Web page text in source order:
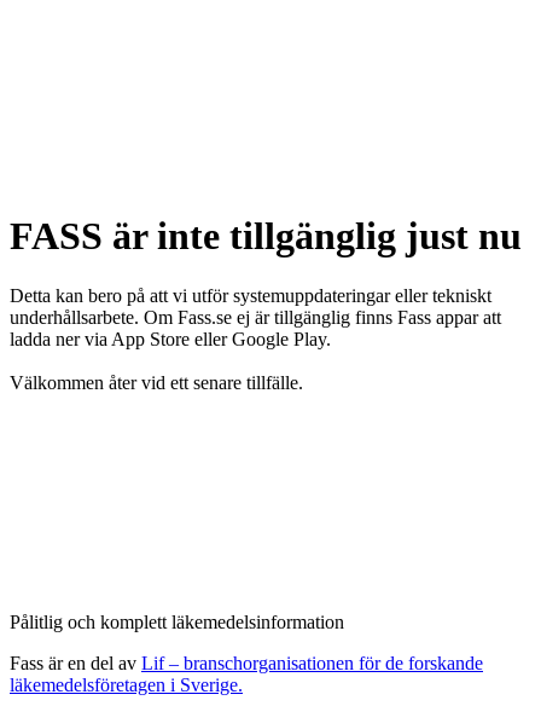
FASS är inte tillgänglig just nu
Detta kan bero på att vi utför systemuppdateringar eller tekniskt
underhållsarbete. Om Fass.se ej är tillgänglig finns Fass appar att
ladda ner via App Store eller Google Play.
Välkommen åter vid ett senare tillfälle.
Pålitlig och komplett läkemedelsinformation
Fass är en del av Lif – branschorganisationen för de forskande
läkemedelsföretagen i Sverige.